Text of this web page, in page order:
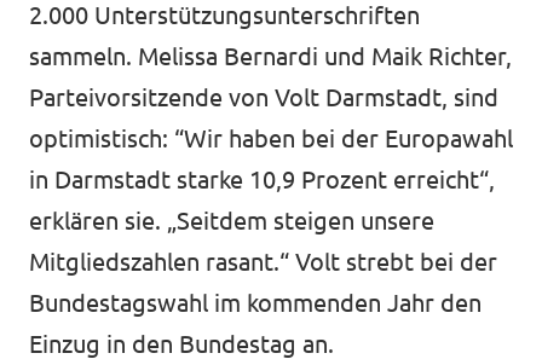
2.000 Unterstützungsunterschriften
sammeln. Melissa Bernardi und Maik Richter,
Parteivorsitzende von Volt Darmstadt, sind
optimistisch: “Wir haben bei der Europawahl
in Darmstadt starke 10,9 Prozent erreicht“,
erklären sie. „Seitdem steigen unsere
Mitgliedszahlen rasant.“ Volt strebt bei der
Bundestagswahl im kommenden Jahr den
Einzug in den Bundestag an.